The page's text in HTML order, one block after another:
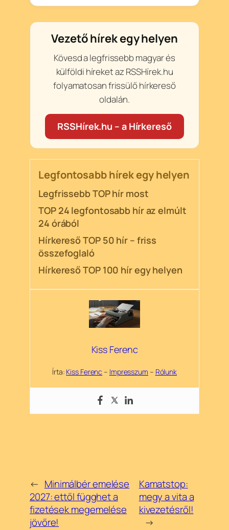
Vezető hírek egy helyen
Kövesd a legfrissebb magyar és
külföldi híreket az RSSHírek.hu
folyamatosan frissülő hírkereső
oldalán.
RSSHírek.hu – a Hírkereső
Legfontosabb hírek egy helyen
Legfrissebb TOP hír most
TOP 24 legfontosabb hír az elmúlt
24 órából
Hírkereső TOP 50 hír – friss
összefoglaló
Hírkereső TOP 100 hír egy helyen
Kiss Ferenc
Írta: Kiss Ferenc – Impresszum – Rólunk
← Minimálbér emelése
2027: ettől függhet a
fizetések megemelése
jövőre!
Kamatstop:
megy a vita a
kivezetésről!
→